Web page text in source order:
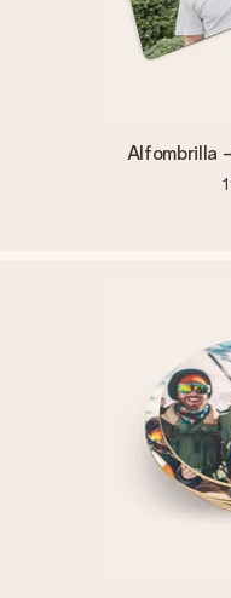
Alfombrilla